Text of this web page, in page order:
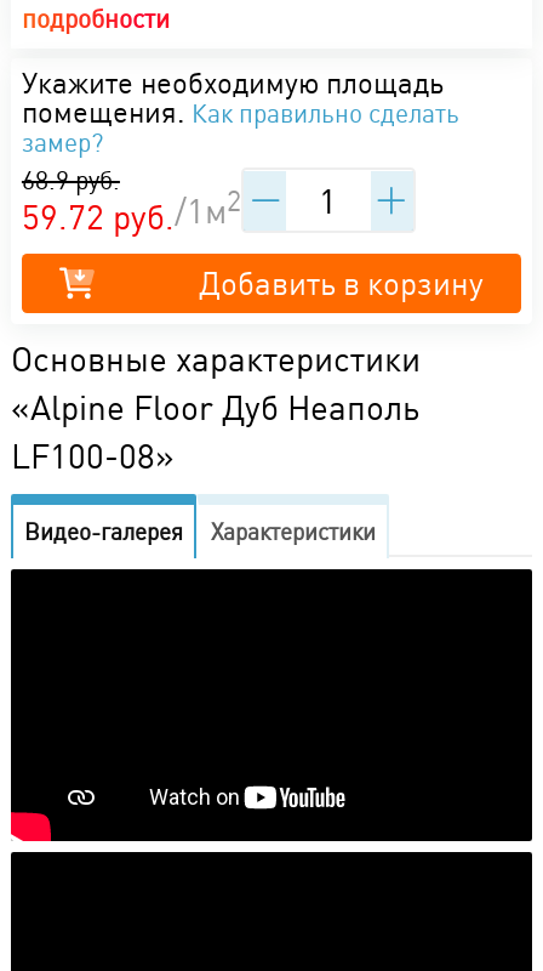
подробности
Укажите необходимую площадь
помещения. Как правильно сделать
замер?
59.72 руб.
68.9 руб.
/1м2
Добавить в корзину
Основные характеристики
«Alpine Floor Дуб Неаполь
LF100-08»
Видео-галерея Характеристики